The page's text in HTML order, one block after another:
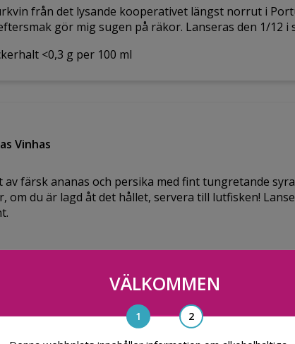
från det lysande kooperativet längst norrut i
gör mig sugen på räkor. Lanseras den 1/12
<0,3 g per 100 ml
Vinhas
färsk ananas och persika med fint tungretande
om du är lagd åt det hållet, servera till lutfisken!
VÄLKOMMEN